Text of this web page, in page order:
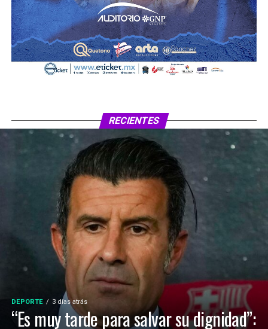
RECIENTES
DEPORTE 3 días atrás
“Es muy tarde para salvar su dignidad”: